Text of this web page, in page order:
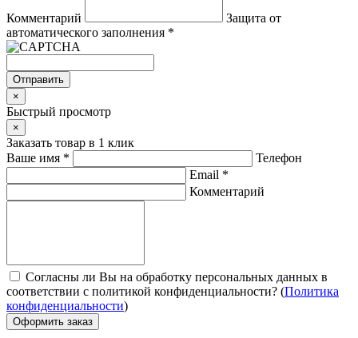
Комментарий
Защита от
автоматического заполнения *
Отправить
×
Быстрый просмотр
×
Заказать товар в 1 клик
Ваше имя *
Телефон
Email *
Комментарий
Согласны ли Вы на обработку персональных данных в
соответствии с политикой конфиденциальности? (Политика
конфиденциальности)
Оформить заказ